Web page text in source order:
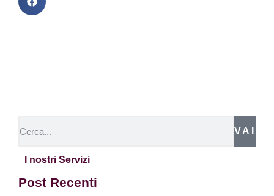
VAI
I nostri Servizi
Post Recenti